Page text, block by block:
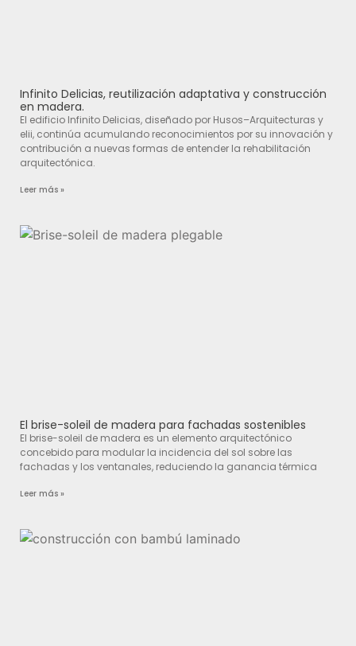
Infinito Delicias, reutilización adaptativa y construcción
en madera.
El edificio Infinito Delicias, diseñado por Husos–Arquitecturas y
elii, continúa acumulando reconocimientos por su innovación y
contribución a nuevas formas de entender la rehabilitación
arquitectónica.
Leer más »
El brise-soleil de madera para fachadas sostenibles
El brise-soleil de madera es un elemento arquitectónico
concebido para modular la incidencia del sol sobre las
fachadas y los ventanales, reduciendo la ganancia térmica
Leer más »